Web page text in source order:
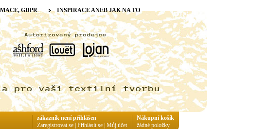
GDPR INSPIRACE ANEB JAK NA TO
Nákupní košík
žádné položky
zákazník není přihlášen
Zaregistrovat se Přihlásit se Můj účet